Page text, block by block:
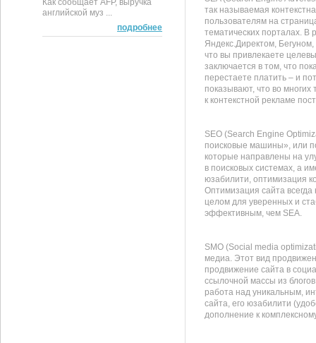
Как сообщает AFP, выручка
английской муз ...
подробнее
так называемая
пользователям на
тематических порталах. В
Яндекс.Директом,
что вы привлекаете
заключается в том, что
перестаете платить – и
показывают, что во
к контекстной рекламе
SEO (Search Engine
поисковые машины», или
которые направлены на
в поисковых системах, а
юзабилити, оптимизация
Оптимизация сайта
целом для уверенных и
эффективным, чем SEA.
SMO (Social media
медиа. Этот вид
продвижение сайта в
ссылочной массы из
работа над уникальным,
сайта, его юзабилити
дополнение к